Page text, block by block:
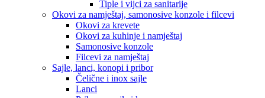
Tiple i vijci za sanitarije
Okovi za namještaj, samonosive konzole i filcevi
Okovi za krevete
Okovi za kuhinje i namještaj
Samonosive konzole
Filcevi za namještaj
Sajle, lanci, konopi i pribor
Čelične i inox sajle
Lanci